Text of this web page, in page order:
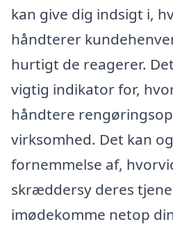
kan give dig indsigt i,
håndterer
hurtigt de reagerer.
vigtig indikator for,
håndtere
virksomhed. Det kan
fornemmelse af,
skræddersy deres
imødekomme netop